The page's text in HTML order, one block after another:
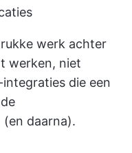
werk achter
werken, niet
die een
daarna).